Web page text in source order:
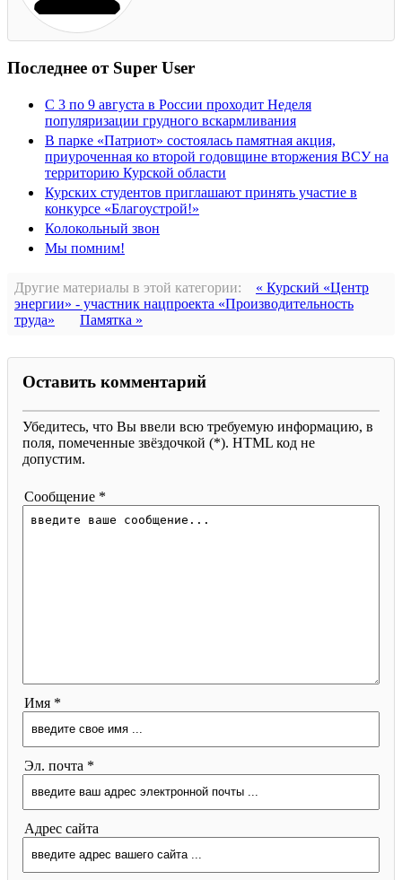
Последнее от Super User
С 3 по 9 августа в России проходит Неделя
популяризации грудного вскармливания
В парке «Патриот» состоялась памятная акция,
приуроченная ко второй годовщине вторжения ВСУ на
территорию Курской области
Курских студентов приглашают принять участие в
конкурсе «Благоустрой!»
Колокольный звон
Мы помним!
Другие материалы в этой категории:
« Курский «Центр
энергии» - участник нацпроекта «Производительность
труда»
Памятка »
Оставить комментарий
Убедитесь, что Вы ввели всю требуемую информацию, в
поля, помеченные звёздочкой (*). HTML код не
допустим.
Сообщение *
Имя *
Эл. почта *
Адрес сайта